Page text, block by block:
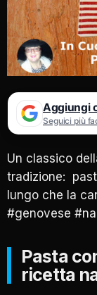
Aggiungi
Seguici più
Un classico
tradizione:
lungo che la
#genovese
Pasta
ricetta